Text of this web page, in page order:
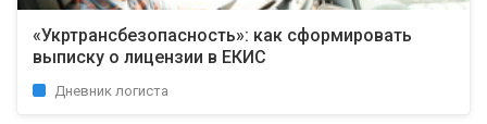
«Укртрансбезопасность»: как сформировать
выписку о лицензии в ЕКИС
Дневник логиста